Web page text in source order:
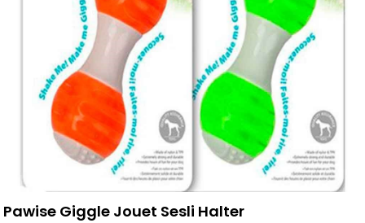
Pawise Giggle Jouet Sesli Halter